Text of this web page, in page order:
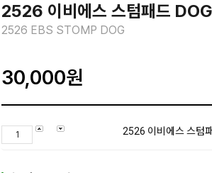
2526 이비에스 스텀패드 DOG
2526 EBS STOMP DOG
30,000원
2526 이비에스 스텀